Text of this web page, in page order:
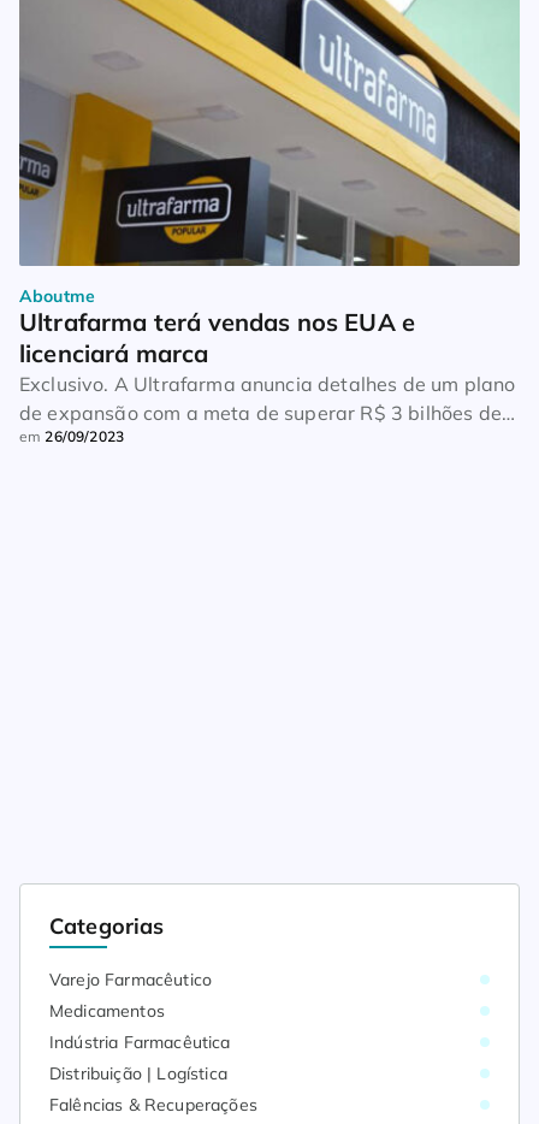
Aboutme
Ultrafarma terá vendas nos EUA e
licenciará marca
Exclusivo. A Ultrafarma anuncia detalhes de um plano
de expansão com a meta de superar R$ 3 bilhões de
faturamento ainda este ano. Entre as estratégias está
em26/09/2023
Categorias
Varejo Farmacêutico
Medicamentos
Indústria Farmacêutica
Distribuição | Logística
Falências & Recuperações